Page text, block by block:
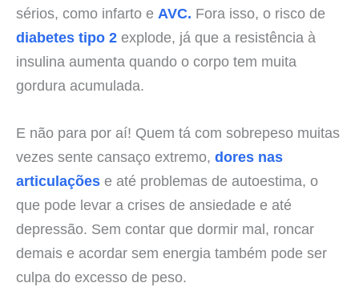
sérios, como infarto e AVC. Fora isso, o risco de
diabetes tipo 2 explode, já que a resistência à
insulina aumenta quando o corpo tem muita
gordura acumulada.
E não para por aí! Quem tá com sobrepeso muitas
vezes sente cansaço extremo, dores nas
articulações e até problemas de autoestima, o
que pode levar a crises de ansiedade e até
depressão. Sem contar que dormir mal, roncar
demais e acordar sem energia também pode ser
culpa do excesso de peso.